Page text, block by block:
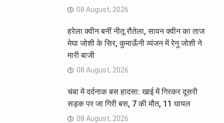
08 August, 2026
हरेला क्वीन बनीं नीतू रौतेला, सावन क्वीन का ताज
मेघा जोशी के सिर, कुमाऊँनी व्यंजन में रेनु जोशी ने
मारी बाजी
08 August, 2026
चंबा में दर्दनाक बस हादसा: खाई में गिरकर दूसरी
सड़क पर जा गिरी बस, 7 की मौत, 11 घायल
08 August, 2026